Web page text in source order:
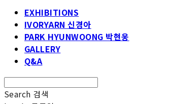
EXHIBITIONS
IVORYARN 신경아
PARK HYUNWOONG 박현웅
GALLERY
Q&A
Search 검색